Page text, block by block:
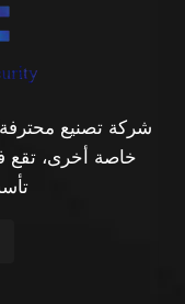
شركة تصنيع محترفة
خاصة أخرى، تقع